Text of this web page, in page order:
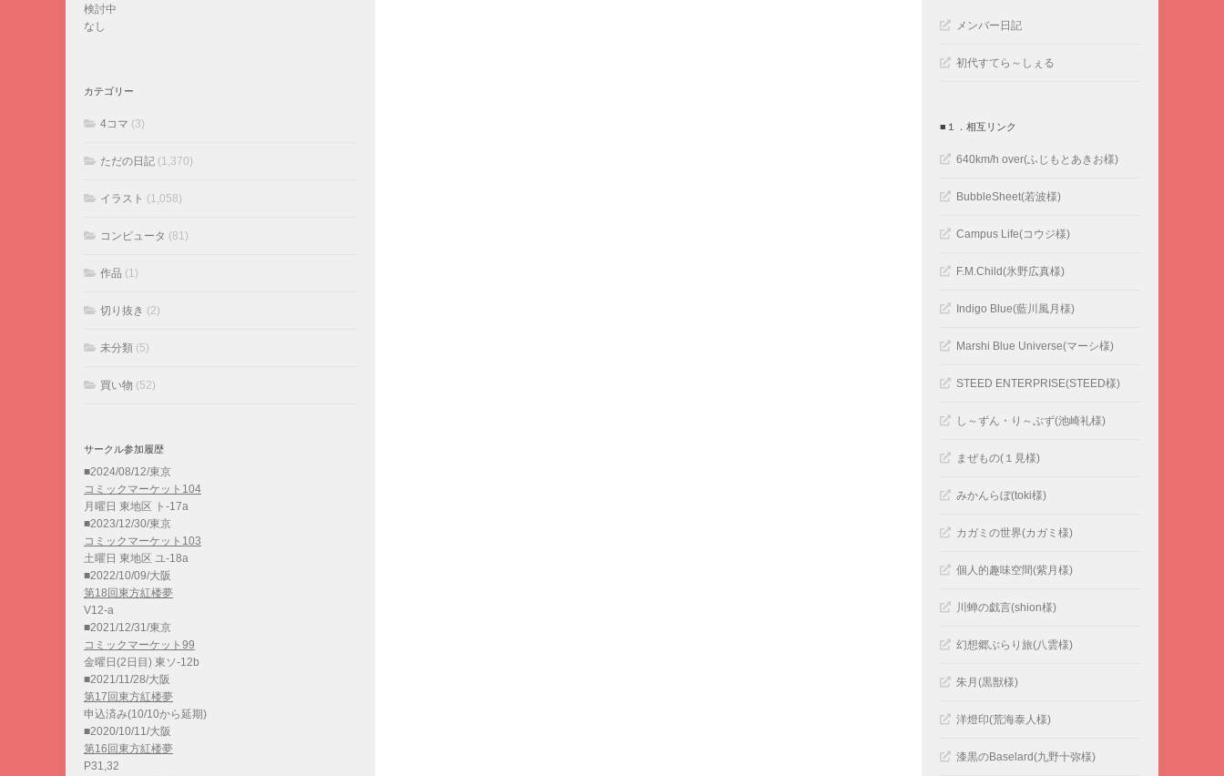
検討中
なし
カテゴリー
4コマ (3)
ただの日記 (1,370)
イラスト (1,058)
コンピュータ (81)
作品 (1)
切り抜き (2)
未分類 (5)
買い物 (52)
サークル参加履歴
■2024/08/12/東京
コミックマーケット104
月曜日 東地区 ト-17a
■2023/12/30/東京
コミックマーケット103
土曜日 東地区 ユ-18a
■2022/10/09/大阪
第18回東方紅楼夢
V12-a
■2021/12/31/東京
コミックマーケット99
金曜日(2日目) 東ソ-12b
■2021/11/28/大阪
第17回東方紅楼夢
申込済み(10/10から延期)
■2020/10/11/大阪
第16回東方紅楼夢
P31,32
メンバー日記
初代すてら～しぇる
■１．相互リンク
640km/h over(ふじもとあきお様)
BubbleSheet(若波様)
Campus Life(コウジ様)
F.M.Child(氷野広真様)
Indigo Blue(藍川風月様)
Marshi Blue Universe(マーシ様)
STEED ENTERPRISE(STEED様)
し～ずん・り～ぶず(池崎礼様)
まぜもの(１見様)
みかんらぼ(toki様)
カガミの世界(カガミ様)
個人的趣味空間(紫月様)
川蝉の戯言(shion様)
幻想郷ぶらり旅(八雲様)
朱月(黒獣様)
洋燈印(荒海泰人様)
漆黒のBaselard(九野十弥様)